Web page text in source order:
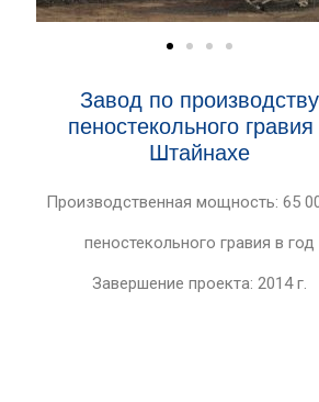
Завод по производству
пеностекольного
Штайнахе
Производственная мощность: 65
пеностекольного гравия в год
Завершение проекта: 2014 г.